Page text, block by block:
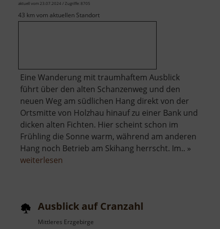
aktuell vom 23.07.2024 / Zugriffe: 8705
43 km vom aktuellen Standort
Eine Wanderung mit traumhaftem Ausblick
führt über den alten Schanzenweg und den
neuen Weg am südlichen Hang direkt von der
Ortsmitte von Holzhau hinauf zu einer Bank und
dicken alten Fichten. Hier scheint schon im
Frühling die Sonne warm, während am anderen
Hang noch Betrieb am Skihang herrscht. Im.. »
weiterlesen
Ausblick auf Cranzahl
Mittleres Erzgebirge